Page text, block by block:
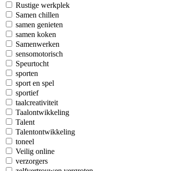
Rustige werkplek
Samen chillen
samen genieten
samen koken
Samenwerken
sensomotorisch
Speurtocht
sporten
sport en spel
sportief
taalcreativiteit
Taalontwikkeling
Talent
Talentontwikkeling
toneel
Veilig online
verzorgers